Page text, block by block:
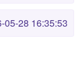
05-28 16:35:53